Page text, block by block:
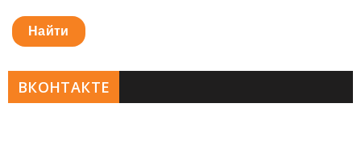
Найти
ВКОНТАКТЕ